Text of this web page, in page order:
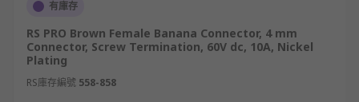
香蕉插頭
香蕉插頭是一種小型圓柱形插頭，有一個非常獨特的
凸出插針。這個凸起部分有一個彈簧，插入插座時會
有庫存
RS PRO Brown Female Banana Connector, 4 mm
Connector, Screw Termination, 60V dc, 10A, Nickel
Plating
RS庫存編號 558-858